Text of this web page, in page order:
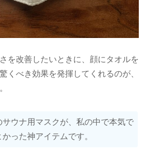
を改善したいときに、顔にタオルを
くべき効果を発揮してくれるのが、
サウナ用マスクが、私の中で本気で
った神アイテムです。